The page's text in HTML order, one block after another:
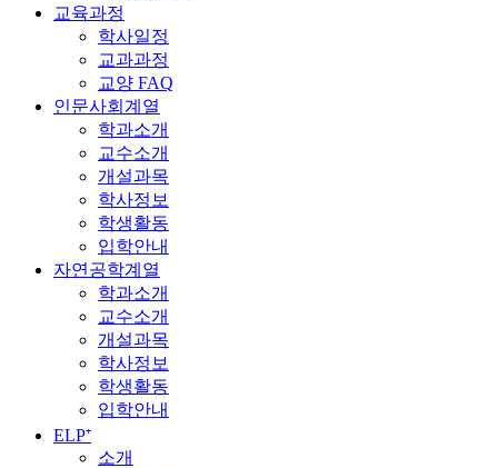
교육과정
학사일정
교과과정
교양 FAQ
인문사회계열
학과소개
교수소개
개설과목
학사정보
학생활동
입학안내
자연공학계열
학과소개
교수소개
개설과목
학사정보
학생활동
입학안내
ELP⁺
소개